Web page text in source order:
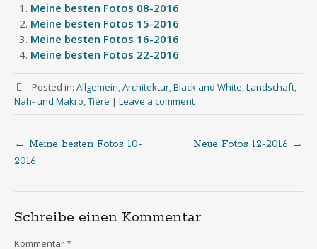
Meine besten Fotos 08-2016
Meine besten Fotos 15-2016
Meine besten Fotos 16-2016
Meine besten Fotos 22-2016
Posted in: Allgemein,Architektur,Black and White,Landschaft,
Nah- und Makro,Tiere | Leave a comment
Post
navigation
← Meine besten Fotos 10-
2016
Neue Fotos 12-2016 →
Schreibe einen Kommentar
Kommentar*